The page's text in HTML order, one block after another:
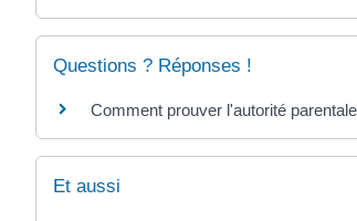
Questions ? Réponses !
Comment prouver l'autorité
Et aussi